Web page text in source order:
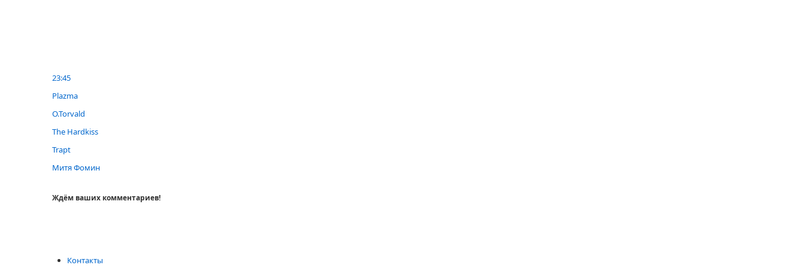
23:45
Plazma
O.Torvald
The Hardkiss
Trapt
Митя Фомин
Ждём ваших комментариев!
Контакты